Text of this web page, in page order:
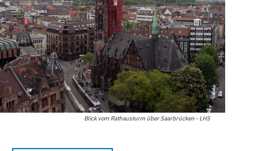
Blick vom Rathausturm über Saarbrücken - LHS